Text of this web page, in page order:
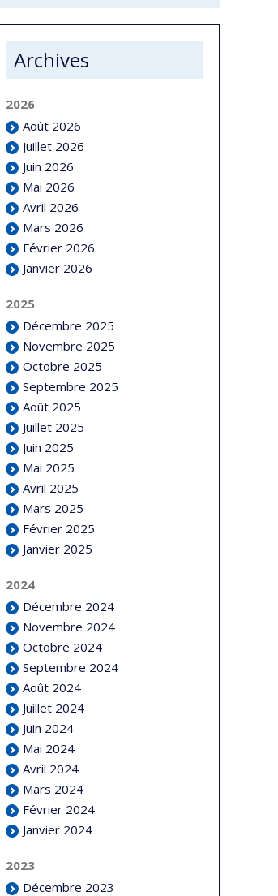
Archives
2026
Août 2026
Juillet 2026
Juin 2026
Mai 2026
Avril 2026
Mars 2026
Février 2026
Janvier 2026
2025
Décembre 2025
Novembre 2025
Octobre 2025
Septembre 2025
Août 2025
Juillet 2025
Juin 2025
Mai 2025
Avril 2025
Mars 2025
Février 2025
Janvier 2025
2024
Décembre 2024
Novembre 2024
Octobre 2024
Septembre 2024
Août 2024
Juillet 2024
Juin 2024
Mai 2024
Avril 2024
Mars 2024
Février 2024
Janvier 2024
2023
Décembre 2023